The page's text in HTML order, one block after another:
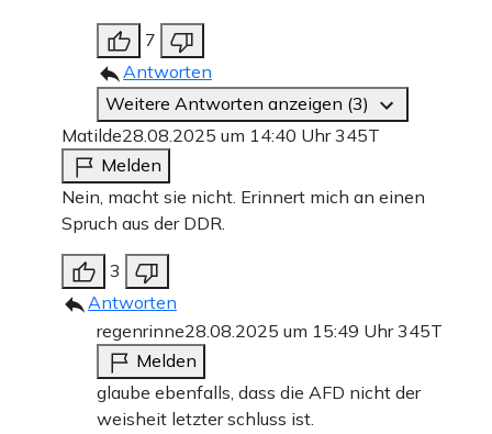
7
Antworten
Weitere Antworten anzeigen (3)
Matilde28.08.2025 um 14:40 Uhr345T
Melden
Nein, macht sie nicht. Erinnert mich an einen
Spruch aus der DDR.
3
Antworten
regenrinne28.08.2025 um 15:49 Uhr345T
Melden
glaube ebenfalls, dass die AFD nicht der
weisheit letzter schluss ist.